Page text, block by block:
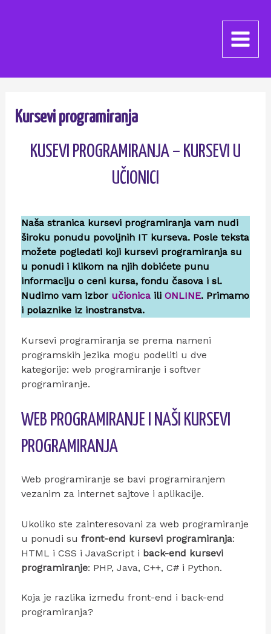
Kursevi programiranja
KUSEVI PROGRAMIRANJA – KURSEVI U
UČIONICI
Naša stranica kursevi programiranja vam nudi
široku ponudu povoljnih IT kurseva. Posle teksta
možete pogledati koji kursevi programiranja su
u ponudi i klikom na njih dobićete punu
informaciju o ceni kursa, fondu časova i sl.
Nudimo vam izbor učionicaili ONLINE. Primamo
i polaznike iz inostranstva.
Kursevi programiranja se prema nameni
programskih jezika mogu podeliti u dve
kategorije: web programiranje i softver
programiranje.
WEB PROGRAMIRANJE I NAŠI KURSEVI
PROGRAMIRANJA
Web programiranje se bavi programiranjem
vezanim za internet sajtove i aplikacije.
Ukoliko ste zainteresovani za web programiranje
u ponudi su front-end kursevi programiranja:
HTML i CSS i JavaScript i back-end kursevi
programiranje: PHP, Java, C++, C# i Python.
Koja je razlika između front-end i back-end
programiranja?